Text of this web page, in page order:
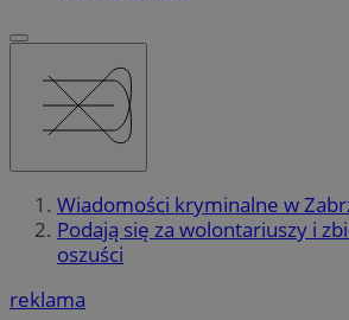
Wiadomości kryminalne w
Podają się za wolontariuszy i
oszuści
reklama